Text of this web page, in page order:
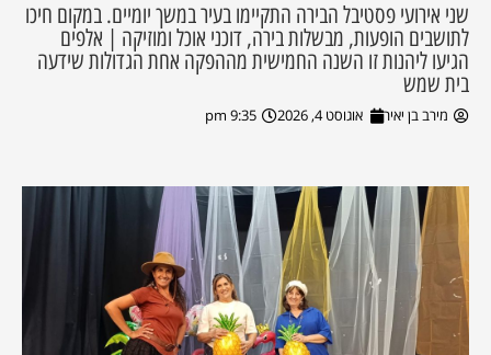
שני אירועי פסטיבל הבירה התקיימו בעיר במשך יומיים. במקום חיכו
לתושבים הופעות, מבשלות בירה, דוכני אוכל ומוזיקה | אלפים
הגיעו ליהנות זו השנה החמישית מההפקה אחת הגדולות שידעה
בית שמש
מירב בן יאיר אוגוסט 4, 2026 9:35 pm